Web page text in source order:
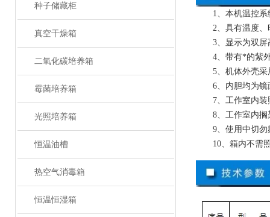
种子储藏柜
真空干燥箱
二氧化碳培养箱
霉菌培养箱
光照培养箱
恒温油槽
热空气消毒箱
恒温恒湿箱
1、本机温控
2、具有温度
3、显示为双
4、带有*的紫
5、机体外壳
6、内胆均为
7、工作室内
8、工作室内
9、使用中切
10、箱内不需